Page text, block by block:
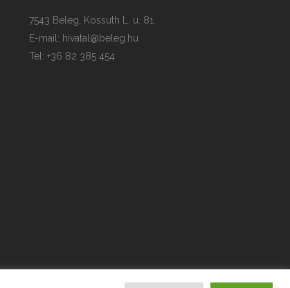
7543 Beleg, Kossuth L. u. 81.
E-mail: hivatal@beleg.hu
Tel: +36 82 385 454